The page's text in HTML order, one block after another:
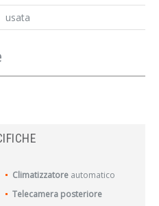
usata
Climatizzatore automatico
Telecamera posteriore